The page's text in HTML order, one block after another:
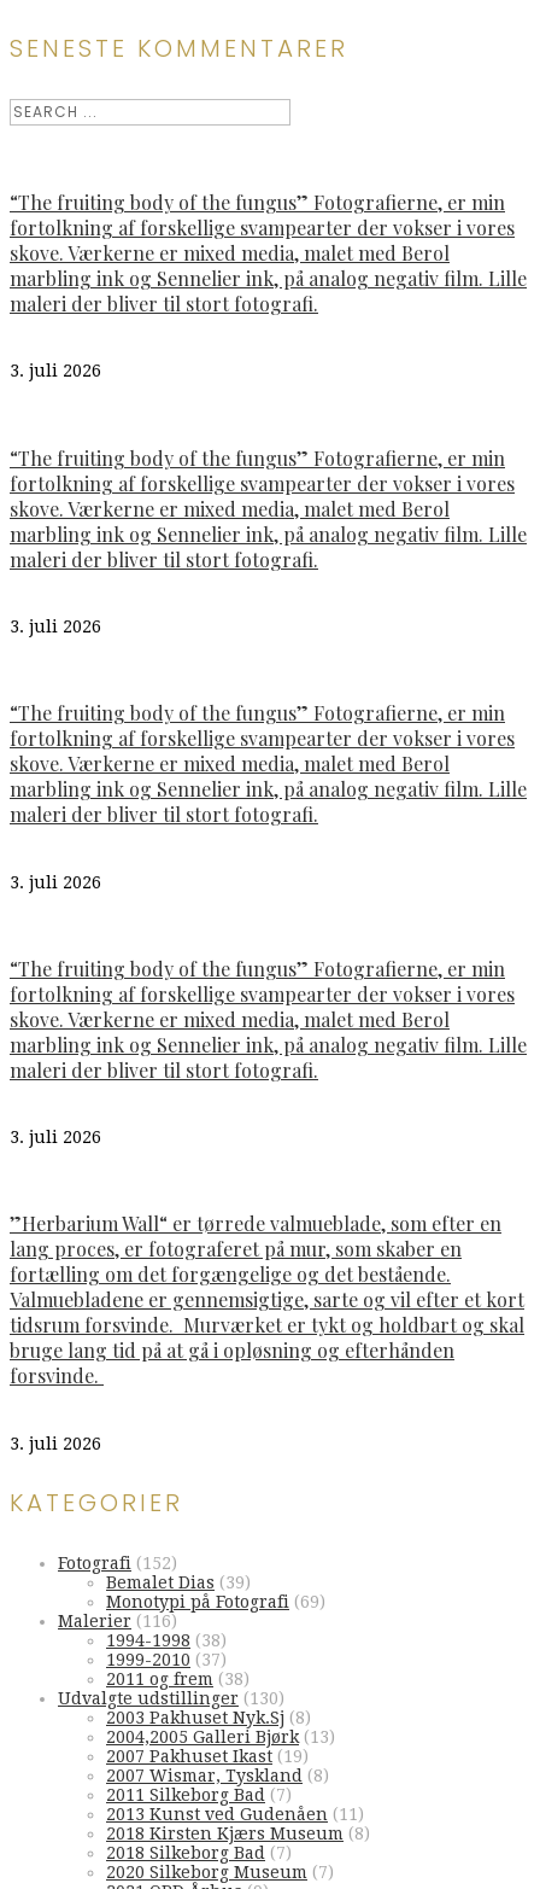
SENESTE KOMMENTARER
“The fruiting body of the fungus” Fotografierne, er min
fortolkning af forskellige svampearter der vokser i vores
skove. Værkerne er mixed media, malet med Berol
marbling ink og Sennelier ink, på analog negativ film. Lille
maleri der bliver til stort fotografi.
3. juli 2026
“The fruiting body of the fungus” Fotografierne, er min
fortolkning af forskellige svampearter der vokser i vores
skove. Værkerne er mixed media, malet med Berol
marbling ink og Sennelier ink, på analog negativ film. Lille
maleri der bliver til stort fotografi.
3. juli 2026
“The fruiting body of the fungus” Fotografierne, er min
fortolkning af forskellige svampearter der vokser i vores
skove. Værkerne er mixed media, malet med Berol
marbling ink og Sennelier ink, på analog negativ film. Lille
maleri der bliver til stort fotografi.
3. juli 2026
“The fruiting body of the fungus” Fotografierne, er min
fortolkning af forskellige svampearter der vokser i vores
skove. Værkerne er mixed media, malet med Berol
marbling ink og Sennelier ink, på analog negativ film. Lille
maleri der bliver til stort fotografi.
3. juli 2026
”Herbarium Wall“ er tørrede valmueblade, som efter en
lang proces, er fotograferet på mur, som skaber en
fortælling om det forgængelige og det bestående.
Valmuebladene er gennemsigtige, sarte og vil efter et kort
tidsrum forsvinde. Murværket er tykt og holdbart og skal
bruge lang tid på at gå i opløsning og efterhånden
forsvinde.
3. juli 2026
KATEGORIER
Fotografi (152)
Bemalet Dias (39)
Monotypi på Fotografi (69)
Malerier (116)
1994-1998 (38)
1999-2010 (37)
2011 og frem (38)
Udvalgte udstillinger (130)
2003 Pakhuset Nyk.Sj (8)
2004,2005 Galleri Bjørk (13)
2007 Pakhuset Ikast (19)
2007 Wismar, Tyskland (8)
2011 Silkeborg Bad (7)
2013 Kunst ved Gudenåen (11)
2018 Kirsten Kjærs Museum (8)
2018 Silkeborg Bad (7)
2020 Silkeborg Museum (7)